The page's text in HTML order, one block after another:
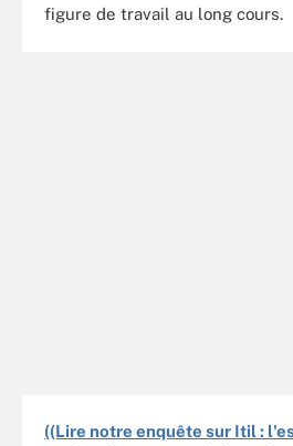
figure de travail au long cours.
((Lire notre enquête sur Itil :